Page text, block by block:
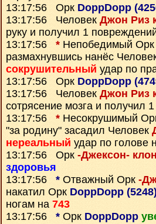
13:17:56 Орк DoppDopp
13:17:56 Человек Джон Риз
руку и получил 1
13:17:56 * Непобедимый Орк
размахнувшись нанёс
сокрушительный удар по
13:17:56 Орк DoppDopp
13:17:56 Человек Джон Риз
сотрясение мозга и получил
13:17:56 * Несокрушимый
"за родину" засадил Человек
нереальный удар по голове
13:17:56 Орк -Джексон-
здоровья
13:17:56 * Отважный Орк -
накатил Орк DoppDopp (5248)
ногам на 743
13:17:56 * Орк DoppDopp